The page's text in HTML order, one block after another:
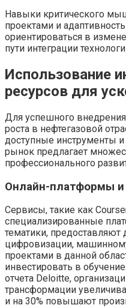
Навыки критического
проектами и
ориентироваться в
пути интеграции
Использование
ресурсов для
Для успешного внедрения
роста в нефтегазовой
доступные инструменты
рынок предлагает
профессионального
Онлайн-платформы
Сервисы, такие как
специализированные
тематики, предоставляют
цифровизации,
проектами в данной
инвестировать в
отчета Deloitte,
трансформации
и на 30% повышают